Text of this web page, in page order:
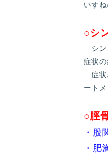
いす
○シ
シン
症状
症状
ート
○脛
・股
・肥